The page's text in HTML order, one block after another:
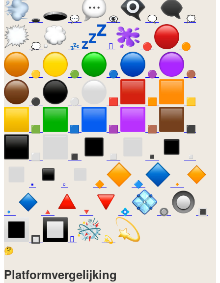
🕳️ 💬 👁️‍🗨️ 🗨️ 🗯️
💭 💤 🫟 🔴 🟠
🟡 🟢 🔵 🟣 🟤
⚫ ⚪ 🟥 🟧 🟨
🟩 🟦 🟪 🟫 ⬛
⬜ ◼️ ◻️ ◾ ◽
▪️ ▫️ 🔶 🔷 🔸
🔹 🔺 🔻 💠 🔘 🔳
🔲 🫯
💫
🤔
Platformvergelijking